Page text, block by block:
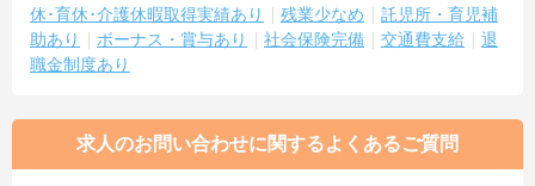
休･育休･介護休暇取得実績あり
残業少なめ
託児所・育児補
助あり
ボーナス・賞与あり 社会保険完備 交通費支給
退
職金制度あり
求人のお問い合わせに関するよくあるご質問